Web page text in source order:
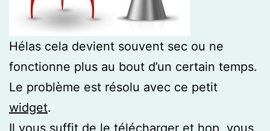
Hélas cela devient souvent sec ou ne
fonctionne plus au bout d’un certain temps.
Le problème est résolu avec ce petit
widget.
Il vous suffit de le télécharger et hop, vous